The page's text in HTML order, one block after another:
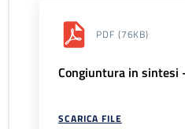
PDF (76KB)
Congiuntura in sintesi
SCARICA FILE